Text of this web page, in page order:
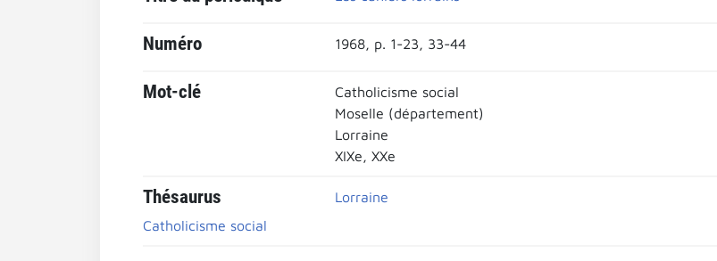
Numéro 1968, p. 1-23, 33-44
Mot-clé
Catholicisme social
Moselle (département)
Lorraine
XIXe, XXe
Thésaurus
Lorraine
Catholicisme social